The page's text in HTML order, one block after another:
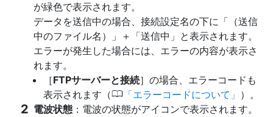
が緑色で表示されます。
データを送信中の場合、接続設定名の下に「（送信
中のファイル名）」＋「送信中」と表示されます。
エラーが発生した場合には、エラーの内容が表示さ
れます。
［FTPサーバーと接続］の場合、エラーコードも
表示されます（0 エラーコードについて
）。
電波状態 ：電波の状態がアイコンで表示されます。